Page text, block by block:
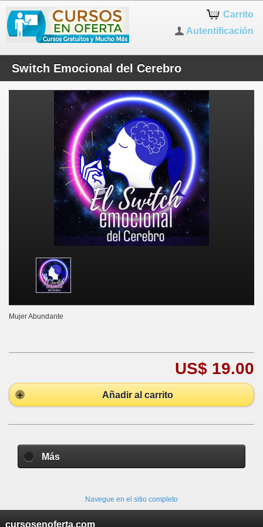
Carrito
Autentificación
Switch Emocional del Cerebro
Mujer Abundante
US$ 19.00
Añadir al carrito
Más
Navegue en el sitio completo
cursosenoferta.com